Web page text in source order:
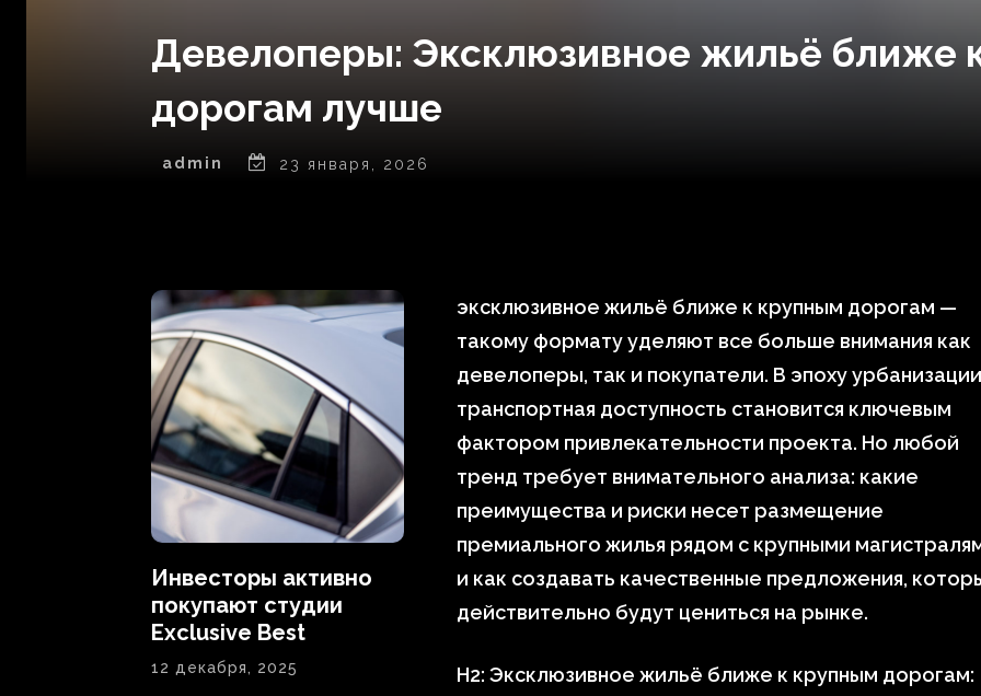
Девелоперы: Эксклюзивное жильё ближе
дорогам лучше
admin 23 января, 2026
Инвесторы активно
покупают студии
Exclusive Best
12 декабря, 2025
эксклюзивное жильё ближе к крупным дорогам —
такому формату уделяют все больше внимания как
девелоперы, так и покупатели. В эпоху урбанизации
транспортная доступность становится ключевым
фактором привлекательности проекта. Но любой
тренд требует внимательного анализа: какие
преимущества и риски несет размещение
премиального жилья рядом с крупными
и как создавать качественные предложения,
действительно будут цениться на рынке.
H2: Эксклюзивное жильё ближе к крупным дорогам: